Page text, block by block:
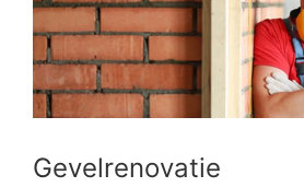
Gevelrenovatie